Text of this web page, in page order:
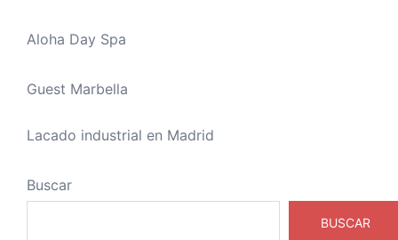
Aloha Day Spa
Guest Marbella
Lacado industrial en Madrid
Buscar
BUSCAR